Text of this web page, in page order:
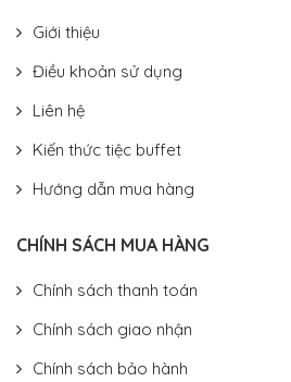
Giới thiệu
Điều khoản sử dụng
Liên hệ
Kiến thức tiệc buffet
Hướng dẫn mua hàng
CHÍNH SÁCH MUA HÀNG
Chính sách thanh toán
Chính sách giao nhận
Chính sách bảo hành